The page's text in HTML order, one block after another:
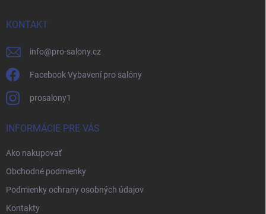
KONTAKT
info@pro-salony.cz
Facebook Vybavení pro salóny
prosalony1
INFORMÁCIE PRE VÁS
Ako nakupovať
Obchodné podmienky
Podmienky ochrany osobných údajov
Kontakty